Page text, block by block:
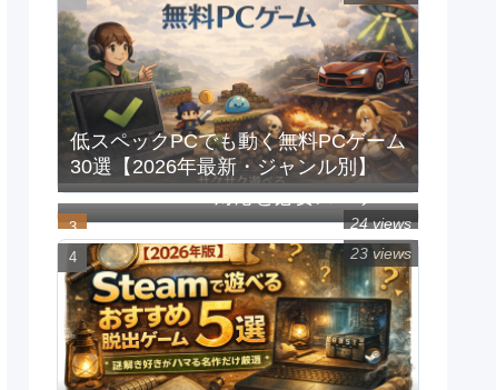
低スペックPCでも動く無料PCゲーム
30選【2026年最新・ジャンル別】
PCで遊べるFFシリーズ一覧｜
Steam/Windows対応と必要スペック
【2026年版】
24 views
23 views